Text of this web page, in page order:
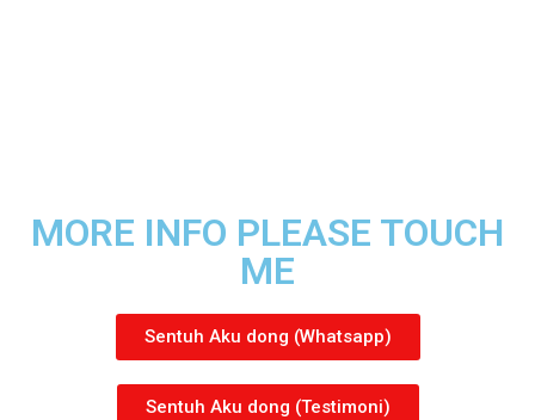
MORE INFO PLEASE TOUCH
ME
Sentuh Aku dong (Whatsapp)
Sentuh Aku dong (Testimoni)